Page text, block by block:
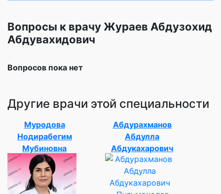
Вопросы к врачу Жураев Абдузохид
Абдувахидович
Вопросов пока нет
Другие врачи этой специальности
Муродова
Нодирабегим
Мубиновна
Абдурахманов
Абдулла
Абдукахарович